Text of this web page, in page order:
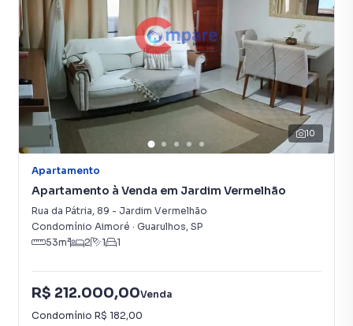
10
Apartamento
Apartamento à Venda em Jardim Vermelhão
Rua da Pátria, 89 - Jardim Vermelhão
Condomínio Aimoré · Guarulhos, SP
53m² 2 1 1
R$ 212.000,00Venda
Condomínio R$ 182,00